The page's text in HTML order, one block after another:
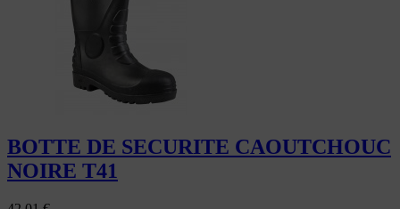
BOTTE DE SECURITE CAOUTCHOUC
NOIRE T41